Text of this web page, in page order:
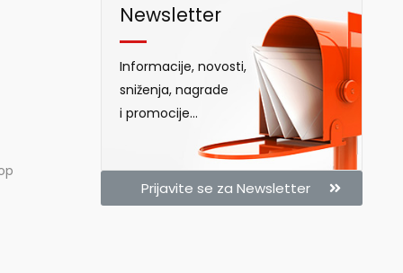
Newsletter
Informacije, novosti,
sniženja, nagrade
i promocije...
Prijavite se za Newsletter